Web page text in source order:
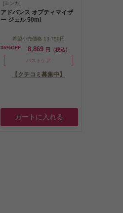
首周り、デコルテ、バスト用
のリフトアップ＆ファー...
[ヨンカ]
アドバンス オプティマイザ
ー ジェル 50ml
希望小売価格 13,750円
35%OFF
8,869 円（税込）
バストケア
【クチコミ募集中】
カートに入れる